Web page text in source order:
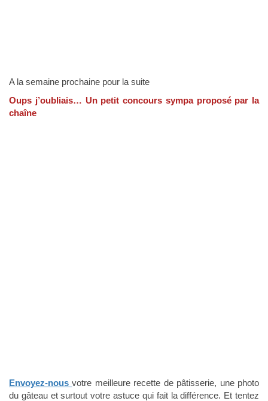
A la semaine prochaine pour la suite
Oups j’oubliais… Un petit concours sympa proposé par la
chaîne
Envoyez-nous votre meilleure recette de pâtisserie, une photo
du gâteau et surtout votre astuce qui fait la différence. Et tentez